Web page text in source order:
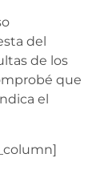
del
de los
que
el